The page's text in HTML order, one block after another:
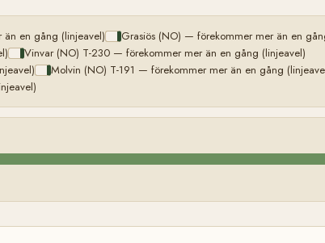
en gång (linjeavel)
Grasiös (NO) — förekommer mer än en
Vinvar (NO) T-230 — förekommer mer än en gång (linjeavel)
Molvin (NO) T-191 — förekommer mer än en gång